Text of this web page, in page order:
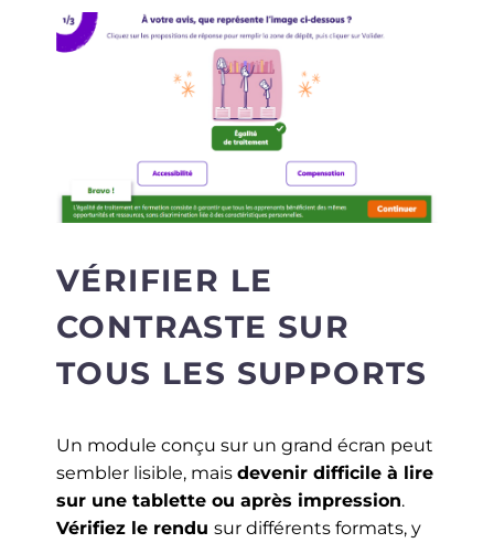
VÉRIFIER LE
CONTRASTE SUR
TOUS LES SUPPORTS
Un module conçu sur un grand écran peut
sembler lisible, mais devenir difficile à lire
sur une tablette ou après impression.
Vérifiez le rendu sur différents formats, y